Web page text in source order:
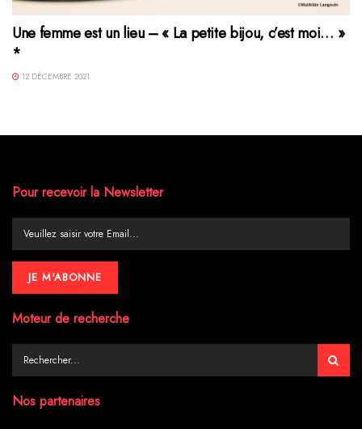
Une femme est un lieu – « La petite bijou, c’est moi… »
*
12 DÉCEMBRE 2021
Pour recevoir la Newsletter
Moteur de recherche
Nos partenaires